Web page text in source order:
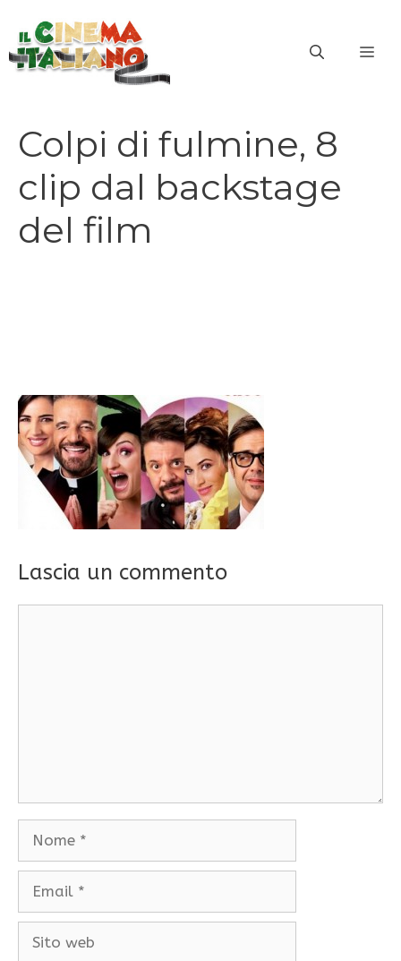
contenuto
Colpi di fulmine, 8
clip dal backstage
del film
Lascia un commento